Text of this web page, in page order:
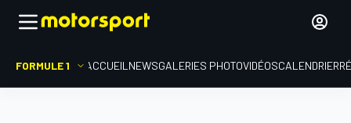
FORMULE 1 ACCUEIL NEWSGALERIES PHOTOVIDÉOSCALENDRIER